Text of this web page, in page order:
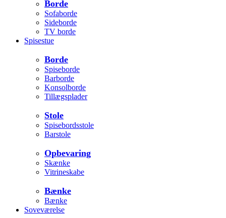
Borde
Sofaborde
Sideborde
TV borde
Spisestue
Borde
Spiseborde
Barborde
Konsolborde
Tillægsplader
Stole
Spisebordsstole
Barstole
Opbevaring
Skænke
Vitrineskabe
Bænke
Bænke
Soveværelse